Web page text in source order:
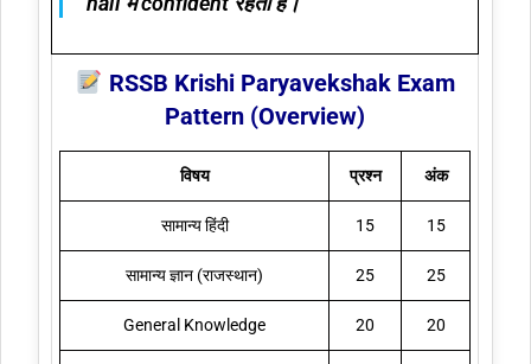
RSSB Krishi Paryavekshak Exam
Pattern (Overview)
विषय प्रश्न अंक
सामान्य हिंदी 15 15
सामान्य ज्ञान (राजस्थान) 25 25
General Knowledge 20 20